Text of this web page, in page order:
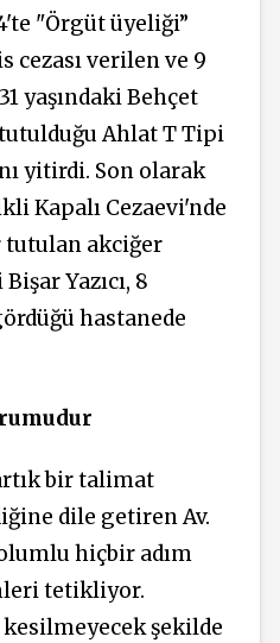
"Örgüt üyeliği”
cezası verilen ve 9
yaşındaki Behçet
tutulduğu Ahlat T Tipi
yitirdi. Son olarak
Kapalı Cezaevi'nde
tutulan akciğer
Yazıcı, 8
hastanede
bir talimat
dile getiren Av.
hiçbir adım
tetikliyor.
kesilmeyecek şekilde